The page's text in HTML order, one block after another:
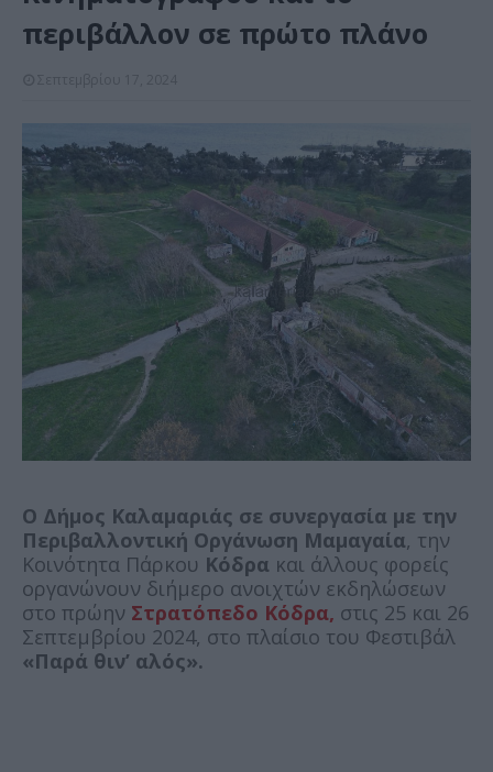
περιβάλλον σε πρώτο πλάνο
Ο Δήμος Καλαμαριάς σε συνεργασία με την
Περιβαλλοντική Οργάνωση Μαμαγαία, την
Κοινότητα Πάρκου Κόδρα και άλλους φορείς
οργανώνουν διήμερο ανοιχτών εκδηλώσεων
στο πρώην Στρατόπεδο Κόδρα, στις 25 και 26
Σεπτεμβρίου 2024, στο πλαίσιο του Φεστιβάλ
«Παρά θιν’ αλός».